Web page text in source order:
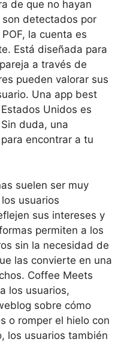
de que no hayan
detectados por
la cuenta es
Está diseñada para
a través de
pueden valorar sus
Una app best
Unidos es
duda, una
encontrar a tu
suelen ser muy
usuarios
sus intereses y
permiten a los
sin la necesidad de
las convierte en una
Coffee Meets
los usuarios,
sobre cómo
o romper el hielo con
los usuarios también